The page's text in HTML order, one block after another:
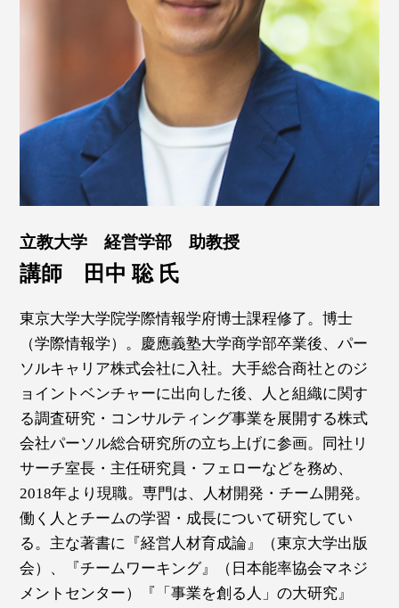
立教大学 経営学部 助教授
講師 田中 聡 氏
東京大学大学院学際情報学府博士課程修了。博士
（学際情報学）。慶應義塾大学商学部卒業後、パー
ソルキャリア株式会社に入社。大手総合商社とのジ
ョイントベンチャーに出向した後、人と組織に関す
る調査研究・コンサルティング事業を展開する株式
会社パーソル総合研究所の立ち上げに参画。同社リ
サーチ室長・主任研究員・フェローなどを務め、
2018年より現職。専門は、人材開発・チーム開発。
働く人とチームの学習・成長について研究してい
る。主な著書に『経営人材育成論』（東京大学出版
会）、『チームワーキング』（日本能率協会マネジ
メントセンター）『「事業を創る人」の大研究』